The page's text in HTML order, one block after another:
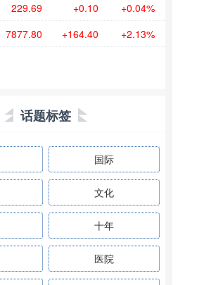
229.69 +0.10 +0.04%
7877.80 +164.40 +2.13%
话题标签
国际
文化
十年
医院